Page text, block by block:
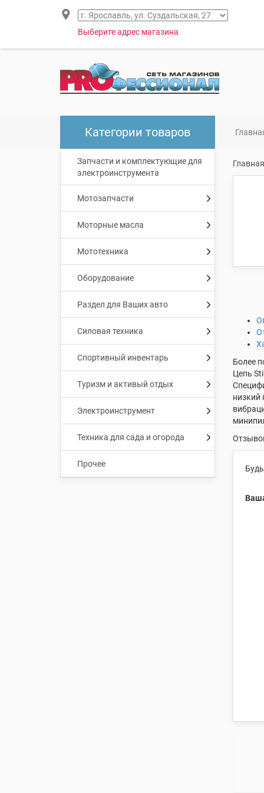
Выберите адрес магазина
Категории товаров
Запчасти и комплектующие для
электроинструмента
Мотозапчасти
Моторные масла
Мототехника
Оборудование
Раздел для Ваших авто
Силовая техника
Спортивный инвентарь
Туризм и активый отдых
Электроинструмент
Техника для сада и огорода
Прочее
Главная
Более
Цепь
низкий